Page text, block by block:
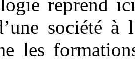
reprend
société à
les